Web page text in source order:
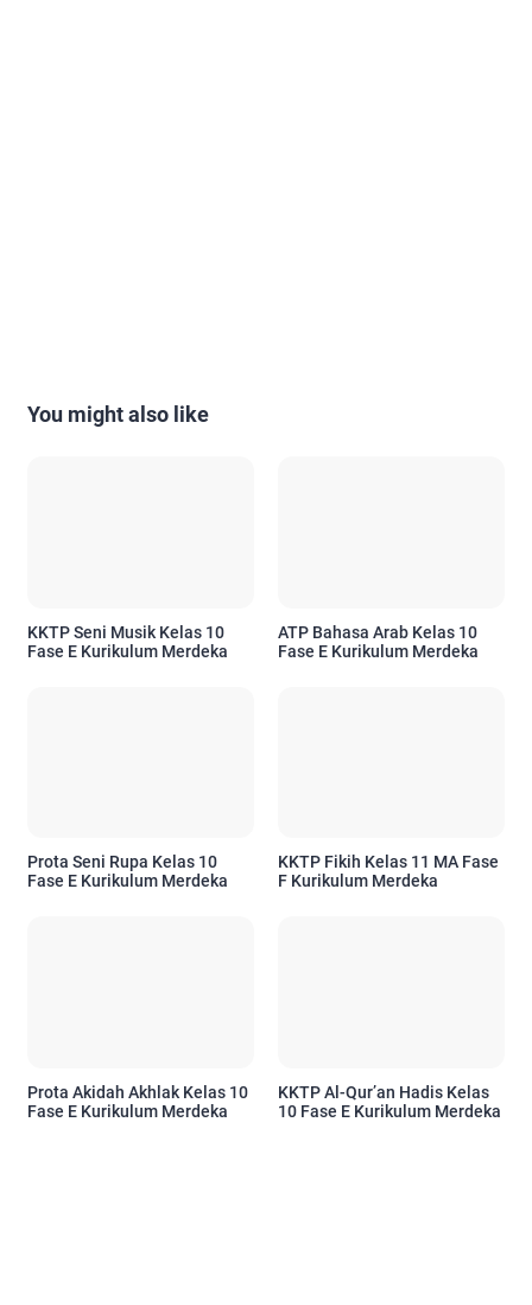
You might also like
KKTP Seni Musik Kelas 10
Fase E Kurikulum Merdeka
ATP Bahasa Arab Kelas 10
Fase E Kurikulum Merdeka
Prota Seni Rupa Kelas 10
Fase E Kurikulum Merdeka
KKTP Fikih Kelas 11 MA Fase
F Kurikulum Merdeka
Prota Akidah Akhlak Kelas 10
Fase E Kurikulum Merdeka
KKTP Al-Qur’an Hadis Kelas
10 Fase E Kurikulum Merdeka